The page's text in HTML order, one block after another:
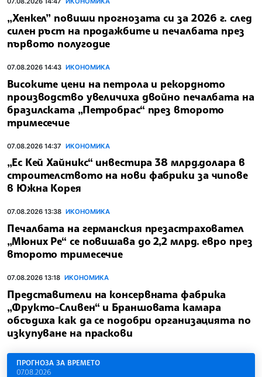
„Хенкел” повиши прогнозата си за 2026 г. след
силен ръст на продажбите и печалбата през
първото полугодие
07.08.2026 14:43 ИКОНОМИКА
Високите цени на петрола и рекордното
производство увеличиха двойно печалбата на
бразилската „Петробрас“ през второто
тримесечие
07.08.2026 14:37 ИКОНОМИКА
„Ес Кей Хайникс“ инвестира 38 млрд.долара в
строителството на нови фабрики за чипове
в Южна Корея
07.08.2026 13:38 ИКОНОМИКА
Печалбата на германския презастраховател
„Мюних Ре“ се повишава до 2,2 млрд. евро през
второто тримесечие
07.08.2026 13:18 ИКОНОМИКА
Представители на консервната фабрика
„Фрукто-Сливен“ и Браншовата камара
обсъдиха как да се подобри организацията по
изкупуване на праскови
ПРОГНОЗА ЗА ВРЕМЕТО
07.08.2026